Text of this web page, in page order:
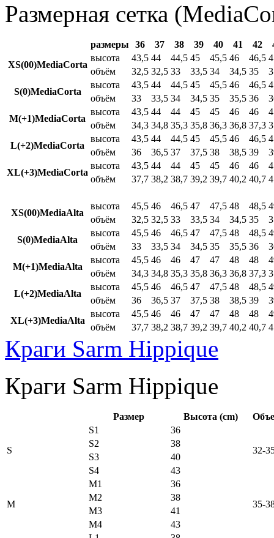
Размерная сетка
размеры 36 37 38 39 40 41 42
XS(00)MediaCorta
высота 43,5 44 44,5 45 45,5 46 46,5
объём
32,5 32,5 33 33,5 34 34,5 35
S(0)MediaCorta
высота 43,5 44 44,5 45 45,5 46 46,5
объём
33 33,5 34 34,5 35 35,5 36
M(+1)MediaCorta
высота 43,5 44 44 45 45 46 46
объём
34,3 34,8 35,3 35,8 36,3 36,8 37,3
L(+2)MediaCorta
высота 43,5 44 44,5 45 45,5 46 46,5
объём
36 36,5 37 37,5 38 38,5 39
XL(+3)MediaCorta
высота 43,5 44 44 45 45 46 46
объём
37,7 38,2 38,7 39,2 39,7 40,2 40,7
XS(00)MediaAlta
высота 45,5 46 46,5 47 47,5 48 48,5
объём
32,5 32,5 33 33,5 34 34,5 35
S(0)MediaAlta
высота 45,5 46 46,5 47 47,5 48 48,5
объём
33 33,5 34 34,5 35 35,5 36
M(+1)MediaAlta
высота 45,5 46 46 47 47 48 48
объём
34,3 34,8 35,3 35,8 36,3 36,8 37,3
L(+2)MediaAlta
высота 45,5 46 46,5 47 47,5 48 48,5
объём
36 36,5 37 37,5 38 38,5 39
XL(+3)MediaAlta
высота 45,5 46 46 47 47 48 48
объём
37,7 38,2 38,7 39,2 39,7 40,2 40,7
Краги Sarm Hippique
Краги Sarm Hippique
Размер Высота (cm)
S
S1
36
32-
S2
38
S3
40
S4
43
M
M1
36
35-
M2
38
M3
41
M4
43